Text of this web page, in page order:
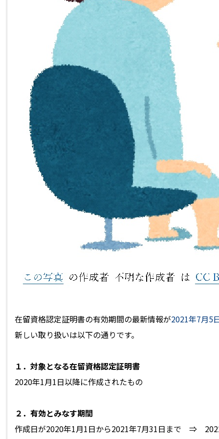
在留資格認定証明書の有効期間の最新情報が2021年7月5
新しい取り扱いは以下の通りです。
１．対象となる在留資格認定証明書
2020年1月1日以降に作成されたもの
２．有効とみなす期間
作成日が2020年1月1日から2021年7月31日まで ⇒